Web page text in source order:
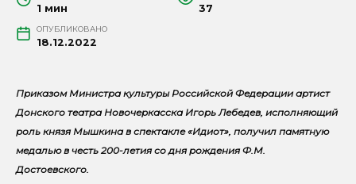
1 мин 37
ОПУБЛИКОВАНО
18.12.2022
Приказом Министра культуры Российской Федерации артист
Донского театра Новочеркасска Игорь Лебедев, исполняющий
роль князя Мышкина в спектакле «Идиот», получил памятную
медалью в честь 200-летия со дня рождения Ф.М.
Достоевского.